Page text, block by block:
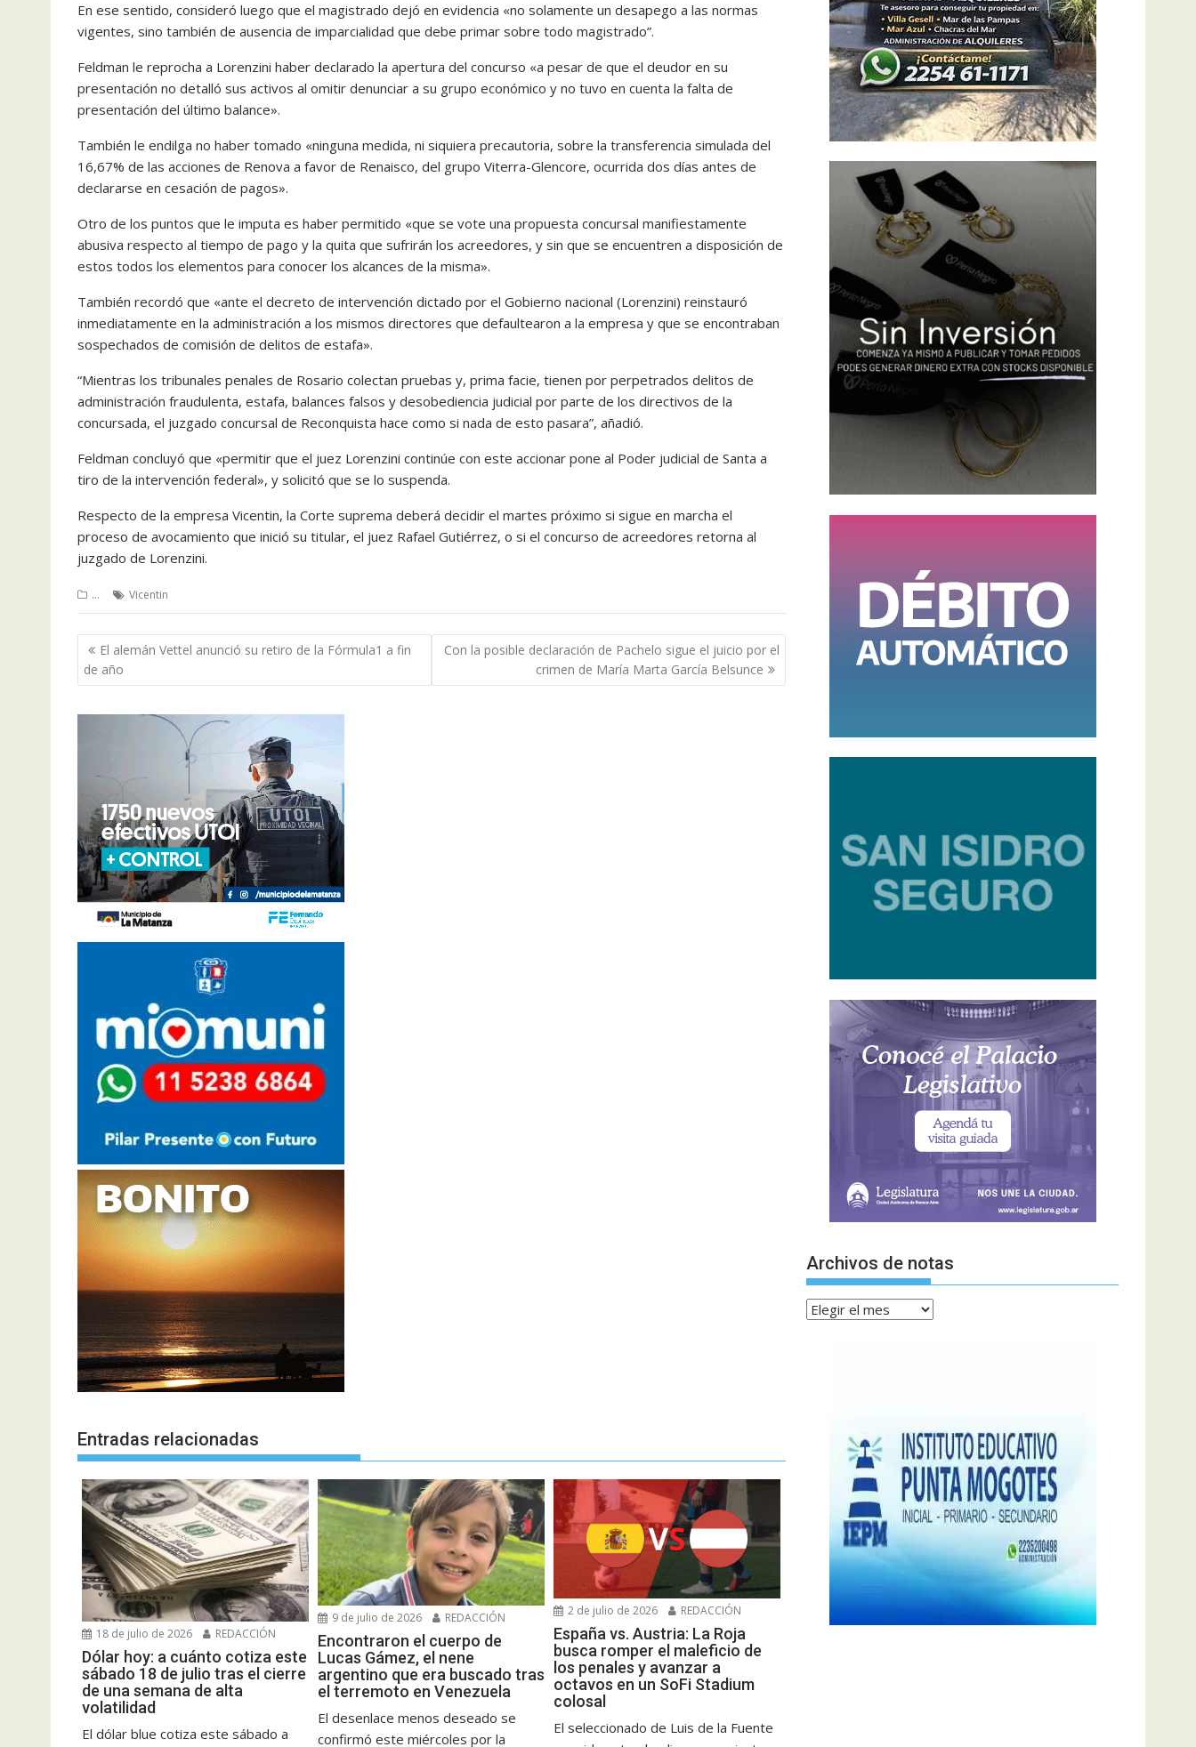
En ese sentido, consideró luego que el magistrado dejó en evidencia «no solamente un desapego a las normas
vigentes, sino también de ausencia de imparcialidad que debe primar sobre todo magistrado”.
Feldman le reprocha a Lorenzini haber declarado la apertura del concurso «a pesar de que el deudor en su
presentación no detalló sus activos al omitir denunciar a su grupo económico y no tuvo en cuenta la falta de
presentación del último balance».
También le endilga no haber tomado «ninguna medida, ni siquiera precautoria, sobre la transferencia simulada del
16,67% de las acciones de Renova a favor de Renaisco, del grupo Viterra-Glencore, ocurrida dos días antes de
declararse en cesación de pagos».
Otro de los puntos que le imputa es haber permitido «que se vote una propuesta concursal manifiestamente
abusiva respecto al tiempo de pago y la quita que sufrirán los acreedores, y sin que se encuentren a disposición de
estos todos los elementos para conocer los alcances de la misma».
También recordó que «ante el decreto de intervención dictado por el Gobierno nacional (Lorenzini) reinstauró
inmediatamente en la administración a los mismos directores que defaultearon a la empresa y que se encontraban
sospechados de comisión de delitos de estafa».
“Mientras los tribunales penales de Rosario colectan pruebas y, prima facie, tienen por perpetrados delitos de
administración fraudulenta, estafa, balances falsos y desobediencia judicial por parte de los directivos de la
concursada, el juzgado concursal de Reconquista hace como si nada de esto pasara”, añadió.
Feldman concluyó que «permitir que el juez Lorenzini continúe con este accionar pone al Poder judicial de Santa a
tiro de la intervención federal», y solicitó que se lo suspenda.
Respecto de la empresa Vicentin, la Corte suprema deberá decidir el martes próximo si sigue en marcha el
proceso de avocamiento que inició su titular, el juez Rafael Gutiérrez, o si el concurso de acreedores retorna al
juzgado de Lorenzini.
... Vicentin
Navegación
de
entradas
El alemán Vettel anunció su retiro de la Fórmula1 a fin
de año
Con la posible declaración de Pachelo sigue el juicio por el
crimen de María Marta García Belsunce
Entradas relacionadas
18 de julio de 2026 REDACCIÓN
Dólar hoy: a cuánto cotiza este
sábado 18 de julio tras el cierre
de una semana de alta
volatilidad
El dólar blue cotiza este sábado a
9 de julio de 2026 REDACCIÓN
Encontraron el cuerpo de
Lucas Gámez, el nene
argentino que era buscado tras
el terremoto en Venezuela
El desenlace menos deseado se
confirmó este miércoles por la
2 de julio de 2026 REDACCIÓN
España vs. Austria: La Roja
busca romper el maleficio de
los penales y avanzar a
octavos en un SoFi Stadium
colosal
El seleccionado de Luis de la Fuente
Archivos de notas
Archivos